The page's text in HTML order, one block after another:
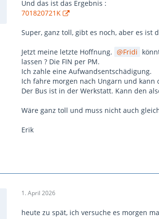
Und das ist das Ergebnis :
701820721K
Super, ganz toll, gibt es noch, aber es ist
Jetzt meine letzte Hoffnung. Fridi
lassen ? Die FIN per PM.
Ich zahle eine Aufwandsentschädigung.
Ich fahre morgen nach Ungarn und
Der Bus ist in der Werkstatt. Kann den
Wäre ganz toll und muss nicht auch
Erik
1. April 2026
heute zu spät, ich versuche es morgen